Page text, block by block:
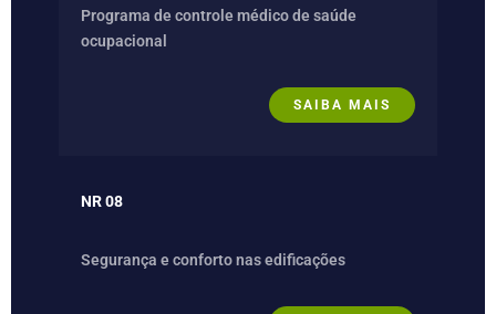
Programa de controle médico de saúde
ocupacional
SAIBA MAIS
NR 08
Segurança e conforto nas edificações